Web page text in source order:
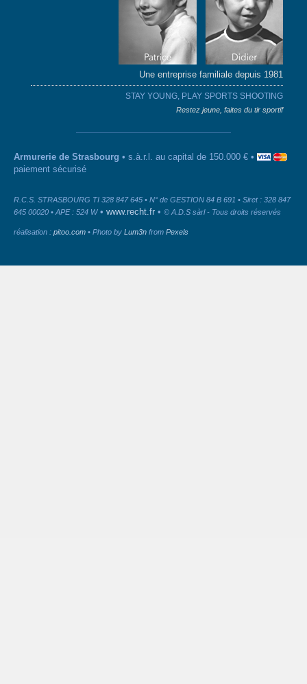
Une entreprise familiale depuis 1981
STAY YOUNG, PLAY SPORTS SHOOTING
Restez jeune, faites du tir sportif
Armurerie de Strasbourg • s.à.r.l. au capital de 150.000 € •
paiement sécurisé
R.C.S. STRASBOURG TI 328 847 645 • N° de GESTION 84 B 691 • Siret : 328 847
645 00020 • APE : 524 W• www.recht.fr • © A.D.S sàrl - Tous droits réservés
réalisation : pitoo.com • Photo by Lum3n from Pexels